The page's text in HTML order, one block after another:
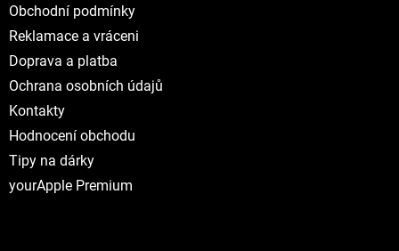
Obchodní podmínky
Reklamace a vráceni
Doprava a platba
Ochrana osobních údajů
Kontakty
Hodnocení obchodu
Tipy na dárky
yourApple Premium